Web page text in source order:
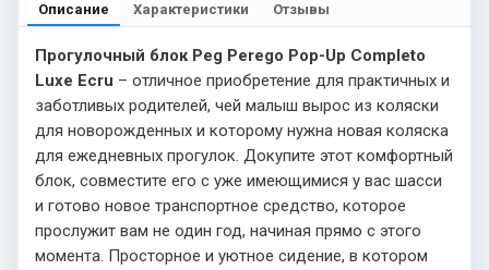
Описание Характеристики Отзывы
Прогулочный блок Peg Perego Pop-Up Completo
Luxe Ecru – отличное приобретение для практичных и
заботливых родителей, чей малыш вырос из коляски
для новорожденных и которому нужна новая коляска
для ежедневных прогулок. Докупите этот комфортный
блок, совместите его с уже имеющимися у вас шасси
и готово новое транспортное средство, которое
прослужит вам не один год, начиная прямо с этого
момента. Просторное и уютное сидение, в котором